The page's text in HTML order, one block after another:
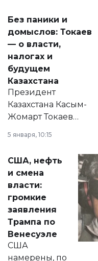
Без паники и
домыслов: Токаев
— о власти,
налогах и
будущем
Казахстана
Президент
Казахстана Касым-
Жомарт Токаев
сразу несколько
актуальных тем —
от слухов о
политических
реформах до
вопросов армии,
экономики и
личного здоровья.
5 января, 10:15
США, нефть
и смена
власти:
громкие
заявления
Трампа по
Венесуэле
США
намерены, по